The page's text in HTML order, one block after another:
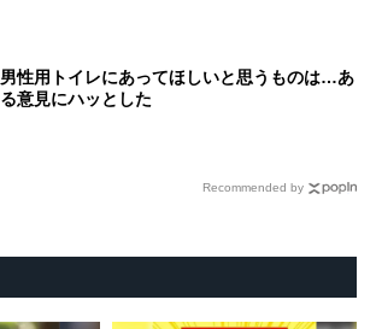
男性用トイレにあってほしいと思うものは…あ
る意見にハッとした
Recommended by